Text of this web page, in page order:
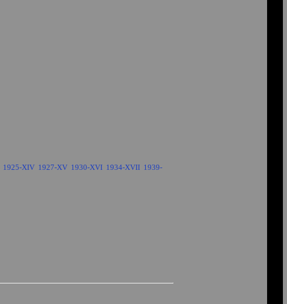
1925-XIV 1927-XV 1930-XVI 1934-XVII 1939-